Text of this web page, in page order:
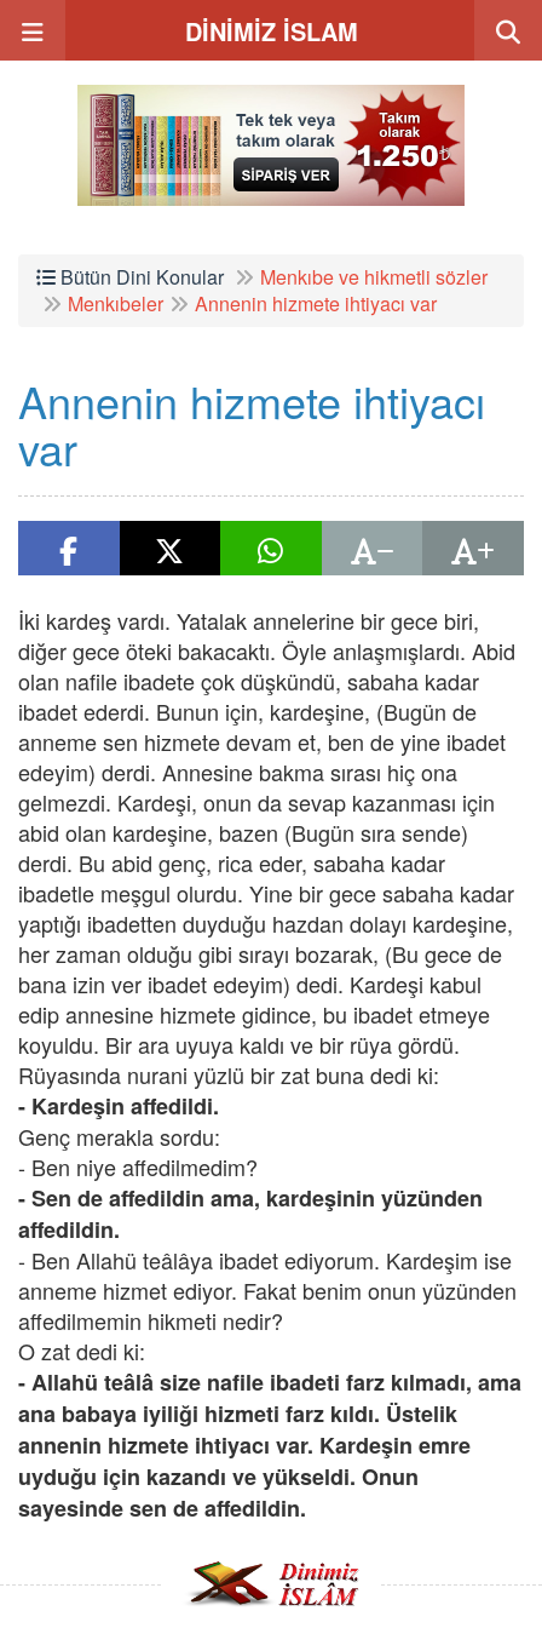
DİNİMİZ İSLAM
Bütün Dini Konular
Menkıbe ve hikmetli sözler
Menkıbeler
Annenin hizmete ihtiyacı var
Annenin hizmete ihtiyacı
var
İki kardeş vardı. Yatalak annelerine bir gece biri,
diğer gece öteki bakacaktı. Öyle anlaşmışlardı. Abid
olan nafile ibadete çok düşkündü, sabaha kadar
ibadet ederdi. Bunun için, kardeşine, (Bugün de
anneme sen hizmete devam et, ben de yine ibadet
edeyim) derdi. Annesine bakma sırası hiç ona
gelmezdi. Kardeşi, onun da sevap kazanması için
abid olan kardeşine, bazen (Bugün sıra sende)
derdi. Bu abid genç, rica eder, sabaha kadar
ibadetle meşgul olurdu. Yine bir gece sabaha kadar
yaptığı ibadetten duyduğu hazdan dolayı kardeşine,
her zaman olduğu gibi sırayı bozarak, (Bu gece de
bana izin ver ibadet edeyim) dedi. Kardeşi kabul
edip annesine hizmete gidince, bu ibadet etmeye
koyuldu. Bir ara uyuya kaldı ve bir rüya gördü.
Rüyasında nurani yüzlü bir zat buna dedi ki:
- Kardeşin affedildi.
Genç merakla sordu:
- Ben niye affedilmedim?
- Sen de affedildin ama, kardeşinin yüzünden
affedildin.
- Ben Allahü teâlâya ibadet ediyorum. Kardeşim ise
anneme hizmet ediyor. Fakat benim onun yüzünden
affedilmemin hikmeti nedir?
O zat dedi ki:
- Allahü teâlâ size nafile ibadeti farz kılmadı, ama
ana babaya iyiliği hizmeti farz kıldı. Üstelik
annenin hizmete ihtiyacı var. Kardeşin emre
uyduğu için kazandı ve yükseldi. Onun
sayesinde sen de affedildin.